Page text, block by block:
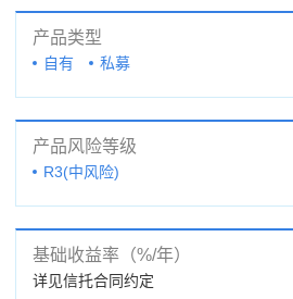
产品类型
自有 私募
产品风险等级
R3(中风险)
基础收益率（%/年）
详见信托合同约定